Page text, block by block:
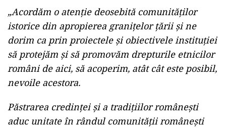
„Acordăm o atenție deosebită comunităților
istorice din apropierea granițelor țării și ne
dorim ca prin proiectele și obiectivele instituției
să protejăm și să promovăm drepturile etnicilor
români de aici, să acoperim, atât cât este posibil,
nevoile acestora.
Păstrarea credinței și a tradițiilor românești
aduc unitate în rândul comunității românești